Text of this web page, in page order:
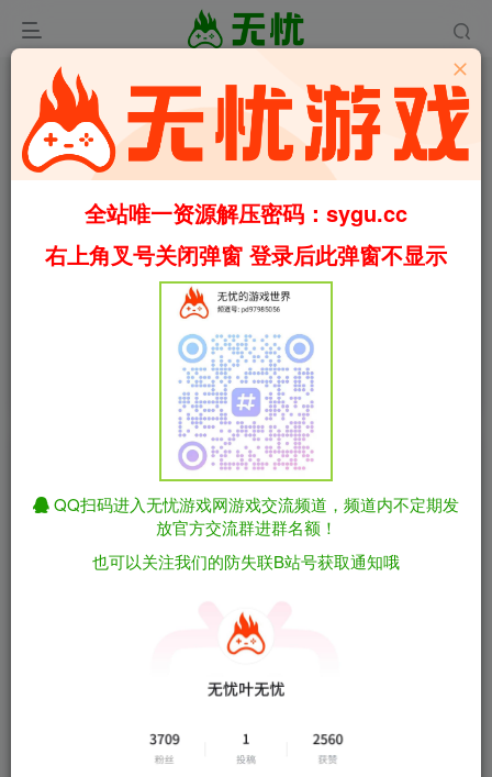
00:00/01:19 speed
Video load failed
哥特王朝：重制版/Gothic 1 Remake
Build.23589065（官中）
免费资源
哥特王朝：重制版/Gothic 1 Remake
有问题看网站顶部解压运
迅雷下载
全站统一解压密码：
全站唯一资源解压密码：sygu.cc
右上角叉号关闭弹窗 登录后此弹窗不显示
QQ扫码进入无忧游戏网游戏交流频道，频道内不定期发
放官方交流群进群名额！
也可以关注我们的防失联B站号获取通知哦